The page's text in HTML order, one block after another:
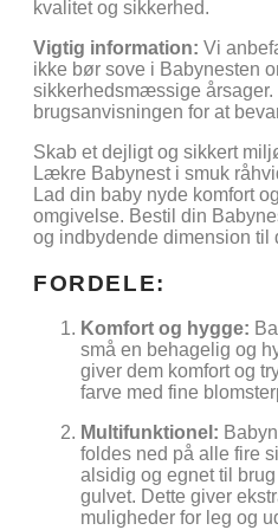
kvalitet og sikkerhed.
Vigtig information: Vi
ikke bør sove i Babynesten
sikkerhedsmæssige
brugsanvisningen for at
Skab et dejligt og sikkert
Lækre Babynest i smuk
Lad din baby nyde komfort
omgivelse. Bestil din
og indbydende dimension til
FORDELE:
Komfort og hygge:
små en behagelig og
giver dem komfort og
farve med fine
Multifunktionel:
foldes ned på alle fire
alsidig og egnet til
gulvet. Dette giver
muligheder for leg og